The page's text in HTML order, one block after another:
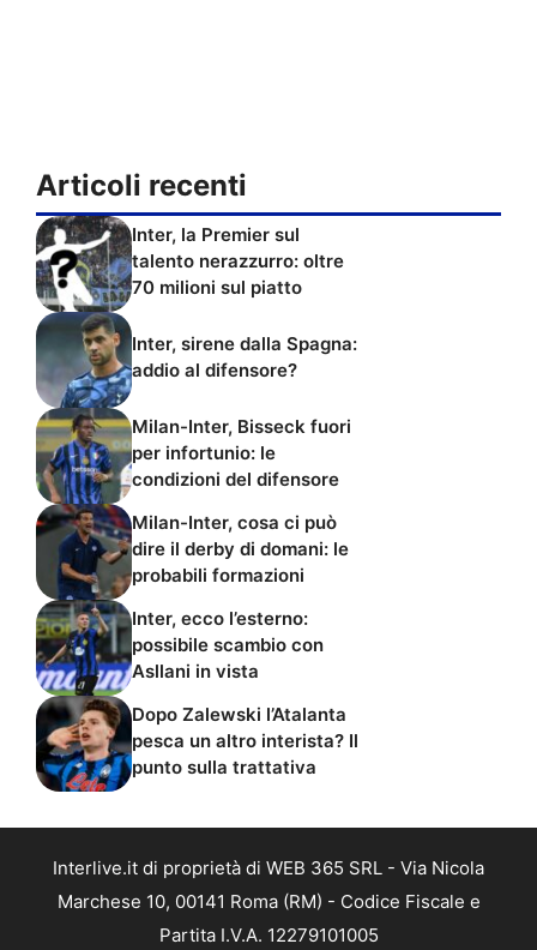
Articoli recenti
Inter, la Premier sul
talento nerazzurro: oltre
70 milioni sul piatto
Inter, sirene dalla Spagna:
addio al difensore?
Milan-Inter, Bisseck fuori
per infortunio: le
condizioni del difensore
Milan-Inter, cosa ci può
dire il derby di domani: le
probabili formazioni
Inter, ecco l’esterno:
possibile scambio con
Asllani in vista
Dopo Zalewski l’Atalanta
pesca un altro interista? Il
punto sulla trattativa
Interlive.it di proprietà di WEB 365 SRL - Via Nicola
Marchese 10, 00141 Roma (RM) - Codice Fiscale e
Partita I.V.A. 12279101005